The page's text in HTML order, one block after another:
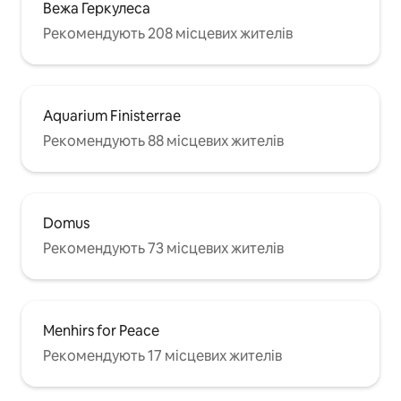
Вежа Геркулеса
Рекомендують 208 місцевих жителів
Aquarium Finisterrae
Рекомендують 88 місцевих жителів
Domus
Рекомендують 73 місцевих жителів
Menhirs for Peace
Рекомендують 17 місцевих жителів